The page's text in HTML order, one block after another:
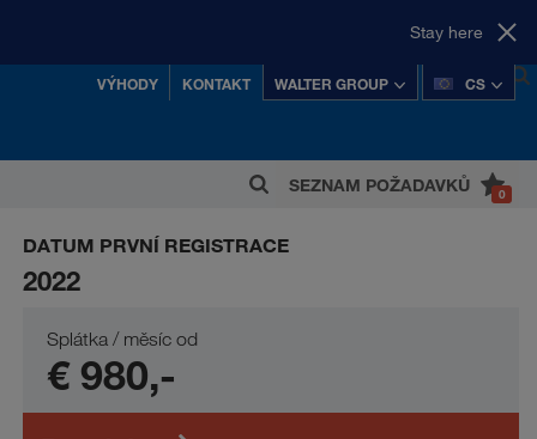
Stay here
VÝHODY KONTAKT WALTER GROUP CS
SEZNAM POŽADAVKŮ 0
DATUM PRVNÍ REGISTRACE
2022
Splátka / měsíc od
€ 980,-